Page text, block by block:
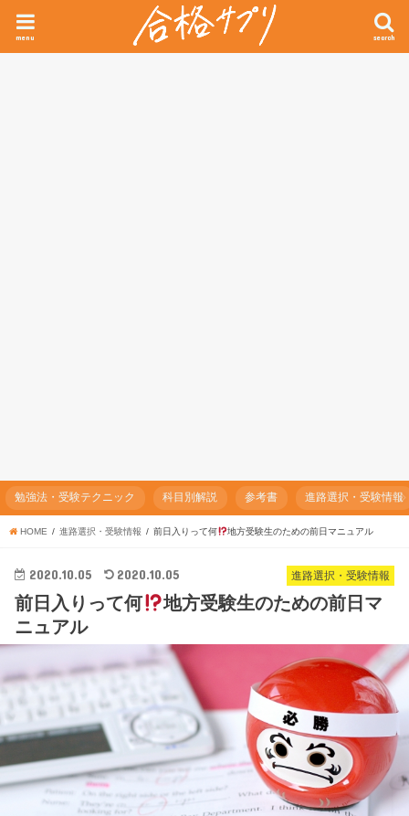
search
menu
勉強法・受験テクニック 科目別解説 参考書 進路選択・受験情報
HOME 進路選択・受験情報 前日入りって何 地方受験生のための前日マニュアル
進路選択・受験情報
2020.10.05 2020.10.05
前日入りって何
地方受験生のための前日マ
ニュアル